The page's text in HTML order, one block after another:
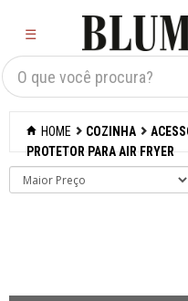
☰
Criar Lista×
Organização
Cozinha
Acessórios para
HOME COZINHA
PROTETOR PARA AIR FRYER